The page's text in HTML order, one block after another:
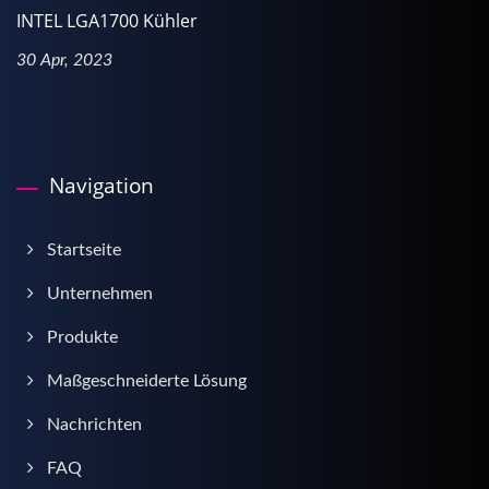
INTEL LGA1700 Kühler
30 Apr, 2023
Navigation
Startseite
Unternehmen
Produkte
Maßgeschneiderte Lösung
Nachrichten
FAQ